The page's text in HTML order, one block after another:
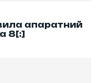
апаратний
8[:]